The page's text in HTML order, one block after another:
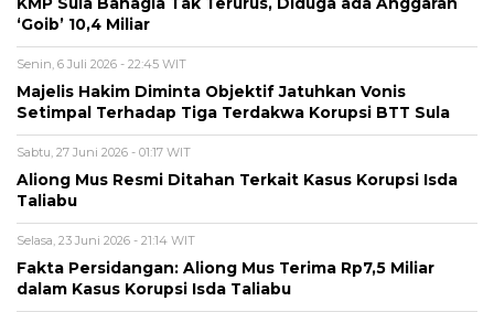
KMP Sula Bahagia Tak Terurus, Diduga ada Anggaran
‘Goib’ 10,4 Miliar
Senin, 6 Juli 2026 - 22:45 WIT
Majelis Hakim Diminta Objektif Jatuhkan Vonis
Setimpal Terhadap Tiga Terdakwa Korupsi BTT Sula
Sabtu, 27 Juni 2026 - 01:17 WIT
Aliong Mus Resmi Ditahan Terkait Kasus Korupsi Isda
Taliabu
Selasa, 23 Juni 2026 - 21:14 WIT
Fakta Persidangan: Aliong Mus Terima Rp7,5 Miliar
dalam Kasus Korupsi Isda Taliabu